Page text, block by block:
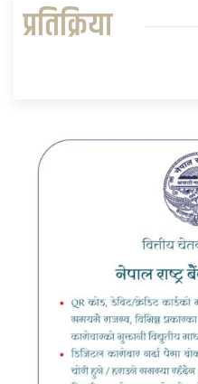
प्रतिक्रिया